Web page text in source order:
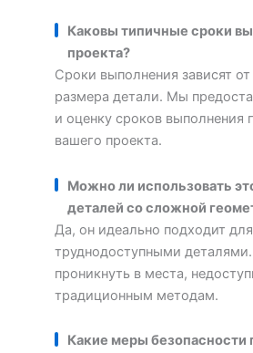
Каковы типичные сроки
проекта?
Сроки выполнения зависят
размера детали. Мы
и оценку сроков выполнения
вашего проекта.
Можно ли использовать
деталей со сложной
Да, он идеально подходит
труднодоступными
проникнуть в места,
традиционным методам.
Какие меры безопасности